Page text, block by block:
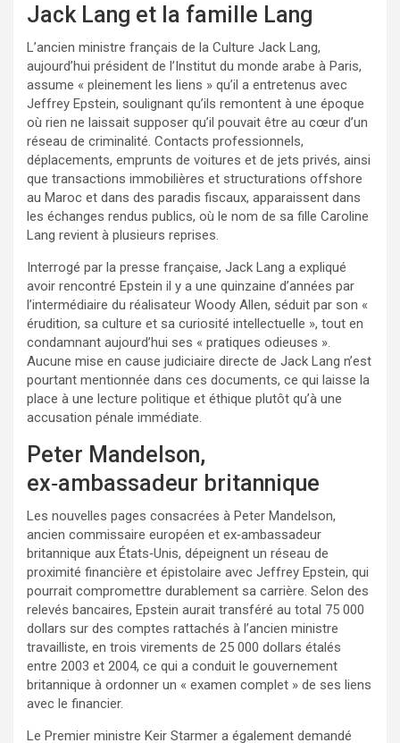
Jack Lang et la famille Lang
L’ancien ministre français de la Culture Jack Lang,
aujourd’hui président de l’Institut du monde arabe à Paris,
assume « pleinement les liens » qu’il a entretenus avec
Jeffrey Epstein, soulignant qu’ils remontent à une époque
où rien ne laissait supposer qu’il pouvait être au cœur d’un
réseau de criminalité. Contacts professionnels,
déplacements, emprunts de voitures et de jets privés, ainsi
que transactions immobilières et structurations offshore
au Maroc et dans des paradis fiscaux, apparaissent dans
les échanges rendus publics, où le nom de sa fille Caroline
Lang revient à plusieurs reprises.
Interrogé par la presse française, Jack Lang a expliqué
avoir rencontré Epstein il y a une quinzaine d’années par
l’intermédiaire du réalisateur Woody Allen, séduit par son «
érudition, sa culture et sa curiosité intellectuelle », tout en
condamnant aujourd’hui ses « pratiques odieuses ».
Aucune mise en cause judiciaire directe de Jack Lang n’est
pourtant mentionnée dans ces documents, ce qui laisse la
place à une lecture politique et éthique plutôt qu’à une
accusation pénale immédiate.
Peter Mandelson,
ex‑ambassadeur britannique
Les nouvelles pages consacrées à Peter Mandelson,
ancien commissaire européen et ex‑ambassadeur
britannique aux États‑Unis, dépeignent un réseau de
proximité financière et épistolaire avec Jeffrey Epstein, qui
pourrait compromettre durablement sa carrière. Selon des
relevés bancaires, Epstein aurait transféré au total 75 000
dollars sur des comptes rattachés à l’ancien ministre
travailliste, en trois virements de 25 000 dollars étalés
entre 2003 et 2004, ce qui a conduit le gouvernement
britannique à ordonner un « examen complet » de ses liens
avec le financier.
Le Premier ministre Keir Starmer a également demandé